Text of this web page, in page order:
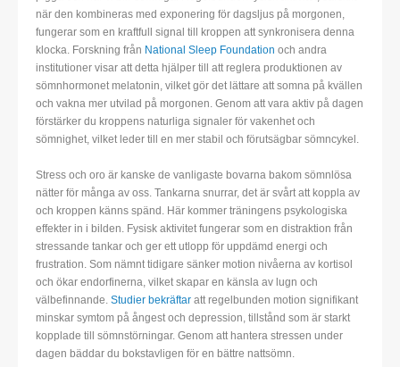
när den kombineras med exponering för dagsljus på morgonen,
fungerar som en kraftfull signal till kroppen att synkronisera denna
klocka. Forskning från National Sleep Foundation och andra
institutioner visar att detta hjälper till att reglera produktionen av
sömnhormonet melatonin, vilket gör det lättare att somna på kvällen
och vakna mer utvilad på morgonen. Genom att vara aktiv på dagen
förstärker du kroppens naturliga signaler för vakenhet och
sömnighet, vilket leder till en mer stabil och förutsägbar sömncykel.
Stress och oro är kanske de vanligaste bovarna bakom sömnlösa
nätter för många av oss. Tankarna snurrar, det är svårt att koppla av
och kroppen känns spänd. Här kommer träningens psykologiska
effekter in i bilden. Fysisk aktivitet fungerar som en distraktion från
stressande tankar och ger ett utlopp för uppdämd energi och
frustration. Som nämnt tidigare sänker motion nivåerna av kortisol
och ökar endorfinerna, vilket skapar en känsla av lugn och
välbefinnande. Studier bekräftar att regelbunden motion signifikant
minskar symtom på ångest och depression, tillstånd som är starkt
kopplade till sömnstörningar. Genom att hantera stressen under
dagen bäddar du bokstavligen för en bättre nattsömn.